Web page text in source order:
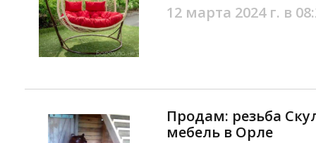
12 марта 2024 г. в
Продам: резьба
мебель в Орле